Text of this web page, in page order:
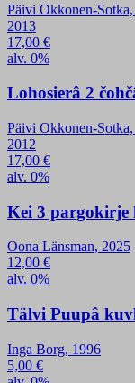
Päivi Okkonen-
2013
17,00 €
alv. 0%
Lohosierâ 2
Päivi Okkonen-
2012
17,00 €
alv. 0%
Kei 3 pargokirje
Oona Länsman, 2025
12,00 €
alv. 0%
Tälvi Puupâ
Inga Borg, 1996
5,00 €